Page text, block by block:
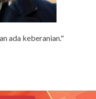
ada keberanian."